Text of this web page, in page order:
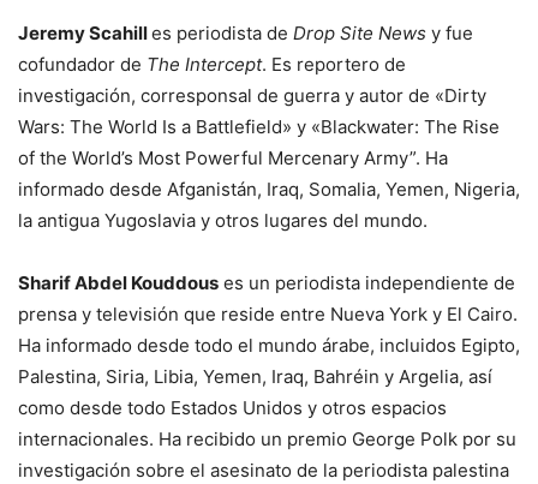
Jeremy Scahilles periodista de Drop Site News y fue
cofundador de The Intercept. Es reportero de
investigación, corresponsal de guerra y autor de «Dirty
Wars: The World Is a Battlefield» y «Blackwater: The Rise
of the World’s Most Powerful Mercenary Army”. Ha
informado desde Afganistán, Iraq, Somalia, Yemen, Nigeria,
la antigua Yugoslavia y otros lugares del mundo.
Sharif Abdel Kouddous es un periodista independiente de
prensa y televisión que reside entre Nueva York y El Cairo.
Ha informado desde todo el mundo árabe, incluidos Egipto,
Palestina, Siria, Libia, Yemen, Iraq, Bahréin y Argelia, así
como desde todo Estados Unidos y otros espacios
internacionales. Ha recibido un premio George Polk por su
investigación sobre el asesinato de la periodista palestina